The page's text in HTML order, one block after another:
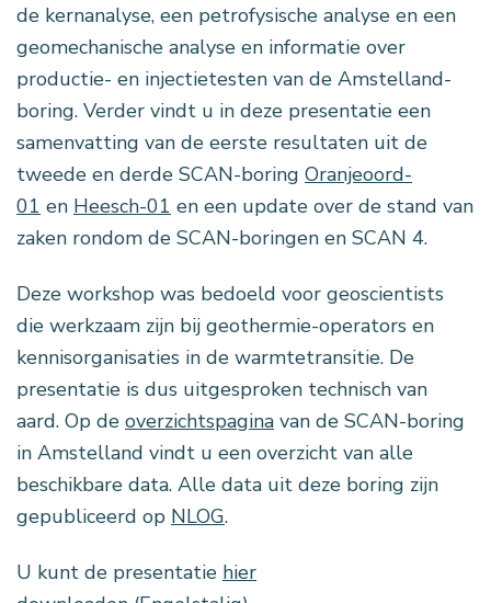
de kernanalyse, een petrofysische analyse en een
geomechanische analyse en informatie over
productie- en injectietesten van de Amstelland-
boring. Verder vindt u in deze presentatie een
samenvatting van de eerste resultaten uit de
tweede en derde SCAN-boring Oranjeoord-
01 en Heesch-01 en een update over de stand van
zaken rondom de SCAN-boringen en SCAN 4.
Deze workshop was bedoeld voor geoscientists
die werkzaam zijn bij geothermie-operators en
kennisorganisaties in de warmtetransitie. De
presentatie is dus uitgesproken technisch van
aard. Op de overzichtspagina van de SCAN-boring
in Amstelland vindt u een overzicht van alle
beschikbare data. Alle data uit deze boring zijn
gepubliceerd op NLOG.
U kunt de presentatie hier